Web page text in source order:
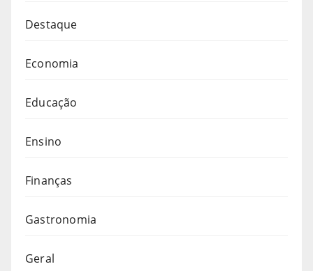
Destaque
Economia
Educação
Ensino
Finanças
Gastronomia
Geral